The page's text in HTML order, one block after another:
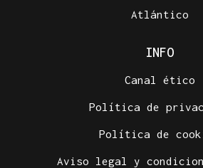
Atlántico
INFO
Canal ético
Política de
Política de
Aviso legal y